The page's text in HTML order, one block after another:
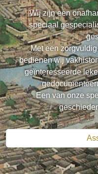
Wij zijn een
speciaal
Met een
bedienen wij
geïnteresseerde
Een van onze